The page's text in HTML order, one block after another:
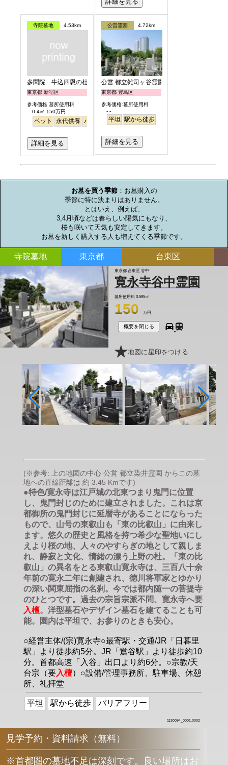
寺院墓地 4.53km
多聞院 牛込四恩の杜
東京都 新宿区
参考価格:墓所使用料
0.4㎡ 150万円
ペット 永代供養 バリアフリー 駅から徒歩
詳細を見る
公営霊園 4.72km
公営 都立雑司ヶ谷霊園
東京都 豊島区
参考価格:墓所使用料
- -
平坦 駅から徒歩
詳細を見る
お墓を買う季節：お墓購入の
季節に特に決まりはありません。
とはいえ、例えば、
3,4月頃などは春らしい陽気にもなり、
桜も咲いて天気も安定してきます。
お墓を新しく購入する人も増えてくる季節です。
寺院墓地 東京都 台東区
東京都 台東区 谷中
寛永寺谷中霊園
墓所使用料 0.595㎡
150 万円
概要を閉じる
地図に星印をつける
(※参考: 上の地図の中心 公営 都立染井霊園 からこの墓
地への直線距離は 約 3.45 Kmです)
●特色/寛永寺は江戸城の北東つまり鬼門に位置
し、鬼門封じのために建立されました。これは京
都御所の鬼門封じに延暦寺があることにならった
もので、山号の東叡山も「東の比叡山」に由来し
ます。悠久の歴史と風格を持つ希少な聖地いにし
えより桜の地、人々のやすらぎの地として親しま
れ、静寂と文化、情緒の漂う上野の杜。「東の比
叡山」の異名をとる東叡山寛永寺は、三百八十余
年前の寛永二年に創建され、徳川将軍家とゆかり
の深い関東屈指の名刹。今では都内随一の菩提寺
のひとつです。過去の宗旨宗派不問、寛永寺へ要
入檀。洋型墓石やデザイン墓石を建てることも可
能。園内は平坦で、お参りのときも安心。
○経営主体/(宗)寛永寺○最寄駅・交通/JR「日暮里
駅」より徒歩約5分。JR「鴬谷駅」より徒歩約10
分。首都高速「入谷」出口より約6分。○宗教/天
台宗（要入檀）○設備/管理事務所、駐車場、休憩
所、礼拝堂
平坦 駅から徒歩 バリアフリー
1130094_0001,0002
見学予約・資料請求（無料）
※首都圏の墓地不足は深刻です。良い場所はお